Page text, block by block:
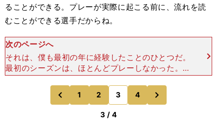
ることができる。プレーが実際に起こる前に、流れを読
むことができる選手だからね。
次のページへ
それは、僕も最初の年に経験したことのひとつだ。
最初のシーズンは、ほとんどプレーしなかった。で
も、試合を観察して学ぶことで得ることができたの
で、自分の番号が呼ばれて試合に出られるようにな
ったとき、チーム
前
のページへ
1 2 3 4
のページへ
3 / 4